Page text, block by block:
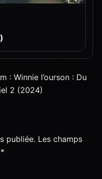
: Winnie l’ourson : Du
2 (2024)
publiée. Les champs
*